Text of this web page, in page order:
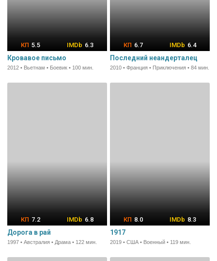
5.5 6.3
Кровавое письмо
2012 • Вьетнам • Боевик • 100 мин.
6.7 6.4
Последний неандерталец
2010 • Франция • Приключения • 84 мин.
7.2 6.8
Дорога в рай
1997 • Австралия • Драма • 122 мин.
8.0 8.3
1917
2019 • США • Военный • 119 мин.